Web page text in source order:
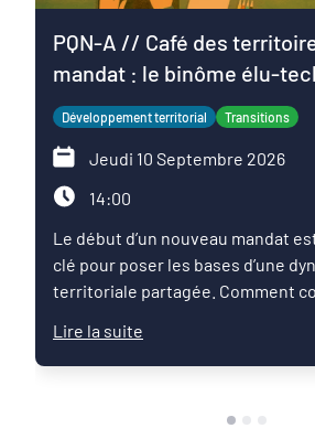
PQN-A // Café des
mandat : le binôme élu-
service du projet de
Développement territorial Transitions
Jeudi 10 Septembre 2026
14:00
Le début d’un nouveau mandat
clé pour poser les bases d’une
territoriale partagée. Comment
Comment articuler les ambitions
l’expertise des services et les
?Ce Café des territoires propose
Lire la suite